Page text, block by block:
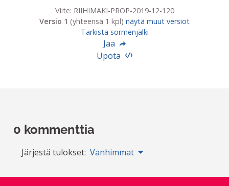
Viite: RIIHIMAKI-PROP-2019-12-120
Versio 1 (yhteensä 1 kpl) näytä muut versiot
Tarkista sormenjälki
Jaa
Upota
0 kommenttia
Järjestä tulokset: Vanhimmat